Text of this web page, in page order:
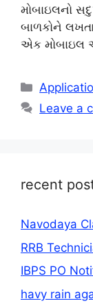
મોબાઇલનો
બાળકોને
એક મોબાઇલ
Leave a
recent
Navodaya
RRB
IBPS PO
havy rain